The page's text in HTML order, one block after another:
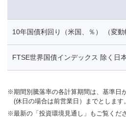
10年国債利回り（米国、％） （変動
FTSE世界国債インデックス 除く日
※期間別騰落率の各計算期間は、基準日
(休日の場合は前営業日）までとします。
※最新の「投資環境見通し」もご覧くださ